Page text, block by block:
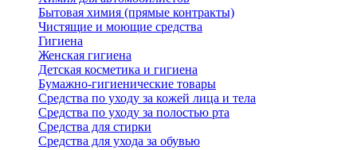
Бытовая химия (прямые контракты)
Чистящие и моющие средства
Гигиена
Женская гигиена
Детская косметика и гигиена
Бумажно-гигиенические товары
Средства по уходу за кожей лица и тела
Средства по уходу за полостью рта
Средства для стирки
Средства для ухода за обувью